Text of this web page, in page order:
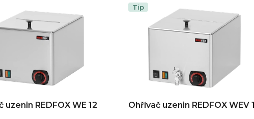
uzenin REDFOX WE 12
Tip
Ohřívač uzenin REDFOX WEV